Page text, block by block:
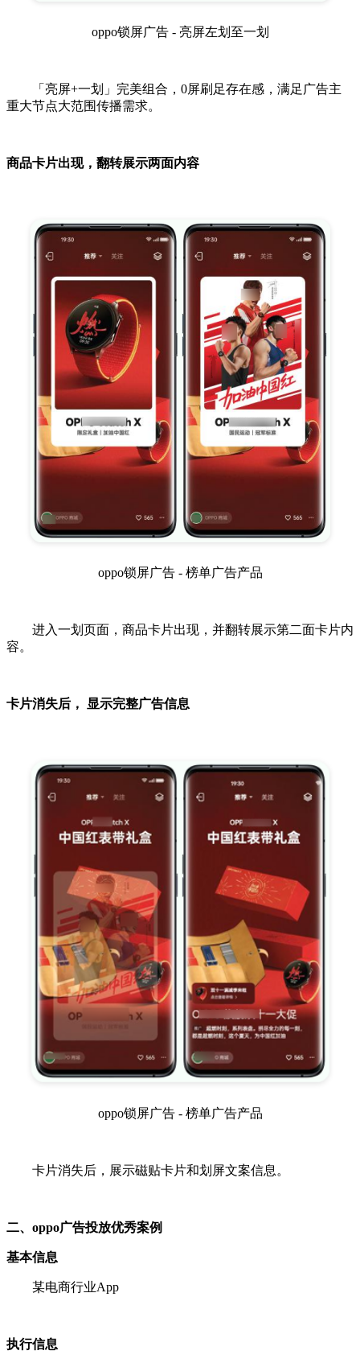
oppo锁屏广告 - 亮屏左划至一划
「亮屏+一划」完美组合，0屏刷足存在感，满足广告主
重大节点大范围传播需求。
商品卡片出现，翻转展示两面内容
oppo锁屏广告 - 榜单广告产品
进入一划页面，商品卡片出现，并翻转展示第二面卡片内
容。
卡片消失后， 显示完整广告信息
oppo锁屏广告 - 榜单广告产品
卡片消失后，展示磁贴卡片和划屏文案信息。
二、oppo广告投放优秀案例
基本信息
某电商行业App
执行信息